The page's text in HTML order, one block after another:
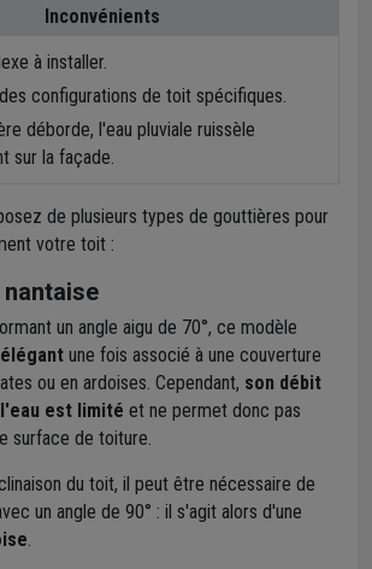
Inconvénients
à installer.
configurations de toit spécifiques.
déborde, l'eau pluviale ruissèle
sur la façade.
de plusieurs types de gouttières pour
votre toit :
un angle aigu de 70°, ce modèle
une fois associé à une couverture
ou en ardoises. Cependant, son débit
est limité et ne permet donc pas
surface de toiture.
du toit, il peut être nécessaire de
un angle de 90° : il s'agit alors d'une